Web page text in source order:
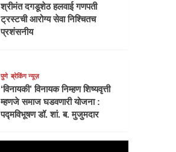
श्रीमंत दगडूशेठ हलवाई गणपती
ट्रस्टची आरोग्य सेवा निश्चितच
प्रशंसनीय
पुणे ब्रेकिंग न्यूज़
‘विनायकी’ विनायक निम्हण शिष्यवृत्ती
म्हणजे समाज घडवणारी योजना :
पद्मविभूषण डॉ. शां. ब. मुजुमदार